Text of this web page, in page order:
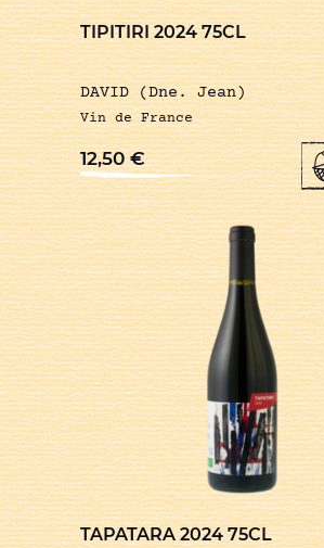
TIPITIRI 2024 75CL
DAVID (Dne. Jean)
Vin de France
12,50€
TAPATARA 2024 75CL